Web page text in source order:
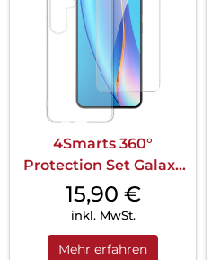
4Smarts 360°
Protection Set Galaxy
S25+ Transparent
15,90 €
inkl. MwSt.
Mehr erfahren